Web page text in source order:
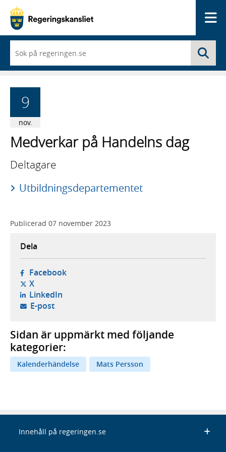
du
börjar
skriva
med
9
nov.
Medverkar på Handelns dag
Deltagare
Utbildningsdepartementet
Publicerad 07 november 2023
Dela
Facebook- öppnas i ny flik, extern webbplats,
X- öppnas i ny flik, extern webbplats,
LinkedIn- öppnas i ny flik, extern webbplats,
E-post- öppnar din e-postklient,
Sidan är uppmärkt med följande
kategorier:
Kalenderhändelse Mats Persson
Innehåll på regeringen.se